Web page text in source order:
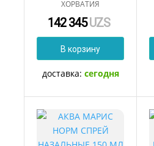
ХОРВАТИЯ
142 345UZS
В корзину
доставка: сегодня